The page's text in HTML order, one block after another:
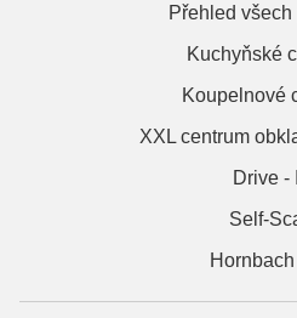
Přehled
Kuchyňské
Koupelnové
XXL centrum
Drive -
Self-